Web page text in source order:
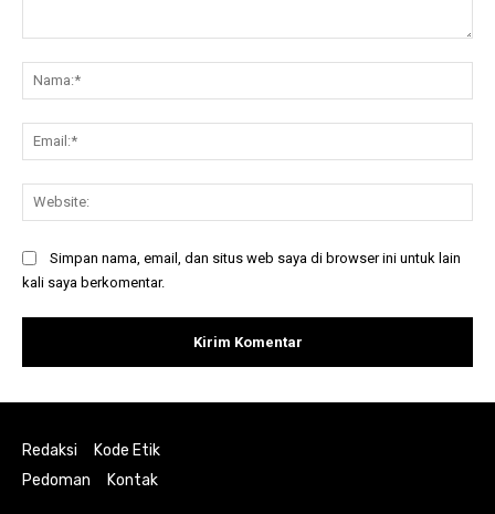
Simpan nama, email, dan situs web saya di browser ini untuk lain
kali saya berkomentar.
Redaksi
Kode Etik
Pedoman
Kontak